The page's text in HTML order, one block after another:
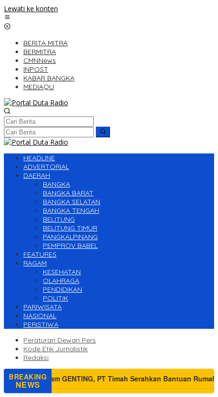
Lewati ke konten
BERITA MITRA
BERMITRA
CMNNews
INPOST
KABAR BANGKA
MEDIAQU
HEADLINE
ADVERTORIAL
DAERAH
BANGKA
BANGKA BARAT
BANGKA SELATAN
BANGKA TENGAH
BELITUNG
BELITUNG TIMUR
PANGKALPINANG
PEMPROV BABEL
FEATURES
RAGAM
KESEHATAN
OLAHRAGA
PENDIDIKAN
POLITIK
PARIWISATA
NASIONAL
PERISTIWA
Peraturan Dewan Pers
Kode Etik Jurnalistik
Redaksi
BREAKING
NEWS